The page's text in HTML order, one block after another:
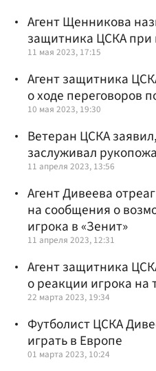
Агент Щенникова
защитника ЦСКА при
11 мая 2023, 17:15
Агент защитника
о ходе переговоров
10 мая 2023, 19:30
Ветеран ЦСКА
заслуживал
11 апреля 2023, 13:56
Агент Дивеева
на сообщения о
игрока в «Зенит»
11 апреля 2023, 12:31
Агент защитника
о реакции игрока на
22 марта 2023, 19:34
Футболист ЦСКА
играть в Европе
01 марта 2023, 10:24